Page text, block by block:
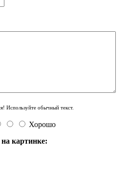
Используйте обычный текст.
Хорошо
картинке: